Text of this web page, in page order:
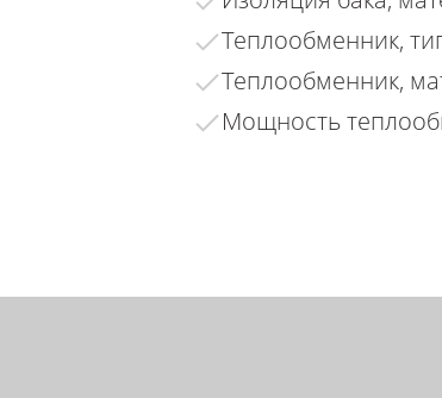
Теплообменник,
Теплообменник,
Мощность